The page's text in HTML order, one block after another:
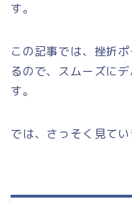
す。
この記事では、挫折
るので、スムーズに
す。
では、さっそく見てい